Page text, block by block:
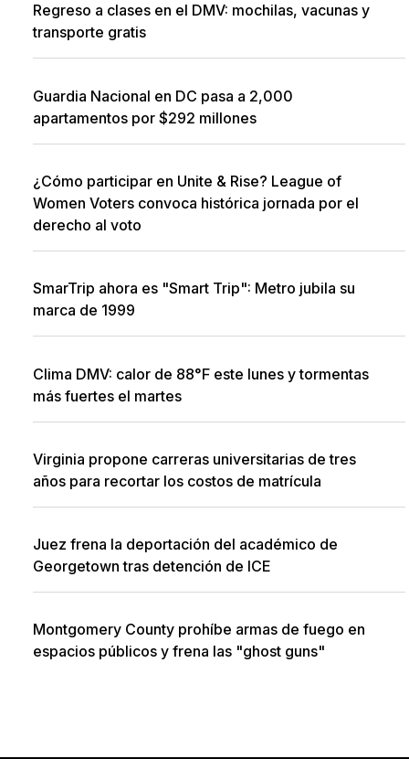
Regreso a clases en el DMV: mochilas, vacunas y
transporte gratis
Guardia Nacional en DC pasa a 2,000
apartamentos por $292 millones
¿Cómo participar en Unite & Rise? League of
Women Voters convoca histórica jornada por el
derecho al voto
SmarTrip ahora es "Smart Trip": Metro jubila su
marca de 1999
Clima DMV: calor de 88°F este lunes y tormentas
más fuertes el martes
Virginia propone carreras universitarias de tres
años para recortar los costos de matrícula
Juez frena la deportación del académico de
Georgetown tras detención de ICE
Montgomery County prohíbe armas de fuego en
espacios públicos y frena las "ghost guns"